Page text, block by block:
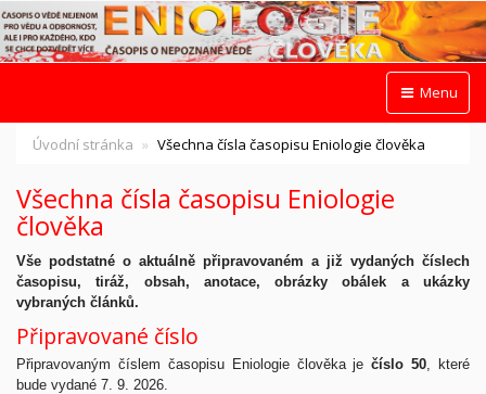
Menu
Úvodní stránka Všechna čísla časopisu Eniologie člověka
Všechna čísla časopisu Eniologie
člověka
Vše podstatné o aktuálně připravovaném a již vydaných číslech
časopisu, tiráž, obsah, anotace, obrázky obálek a ukázky
vybraných článků.
Připravované číslo
Připravovaným číslem časopisu Eniologie člověka ječíslo 50, které
bude vydané 7. 9. 2026.